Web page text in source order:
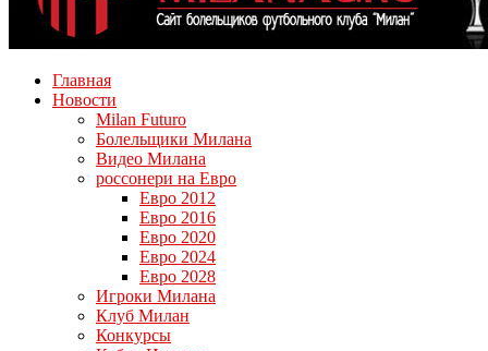
Главная
Новости
Milan Futuro
Болельщики Милана
Видео Милана
россонери на Евро
Евро 2012
Евро 2016
Евро 2020
Евро 2024
Евро 2028
Игроки Милана
Клуб Милан
Конкурсы